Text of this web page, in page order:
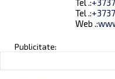
Tel .:
Tel .:
Web .:
Publicitate: